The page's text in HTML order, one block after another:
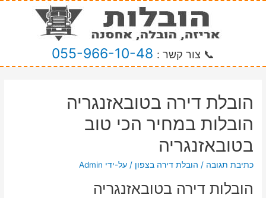
📞 צור קשר : 055-966-10-48
הובלת דירה בטובאזנגריה
הובלות במחיר הכי טוב
בטובאזנגריה
כתיבת תגובה / הובלת דירה בצפון / על-ידי Admin
הובלות דירה בטובאזנגריה